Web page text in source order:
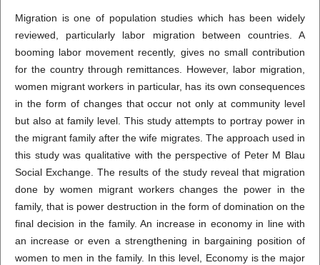
Migration is one of population studies which has been widely
reviewed, particularly labor migration between countries. A
booming labor movement recently, gives no small contribution
for the country through remittances. However, labor migration,
women migrant workers in particular, has its own consequences
in the form of changes that occur not only at community level
but also at family level. This study attempts to portray power in
the migrant family after the wife migrates. The approach used in
this study was qualitative with the perspective of Peter M Blau
Social Exchange. The results of the study reveal that migration
done by women migrant workers changes the power in the
family, that is power destruction in the form of domination on the
final decision in the family. An increase in economy in line with
an increase or even a strengthening in bargaining position of
women to men in the family. In this level, Economy is the major